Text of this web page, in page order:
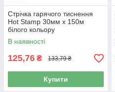
Стрічка гарячого тиснення
Hot Stamp 30мм x 150м
білого кольору
В наявності
125,76 ₴ 133,79 ₴
Купити